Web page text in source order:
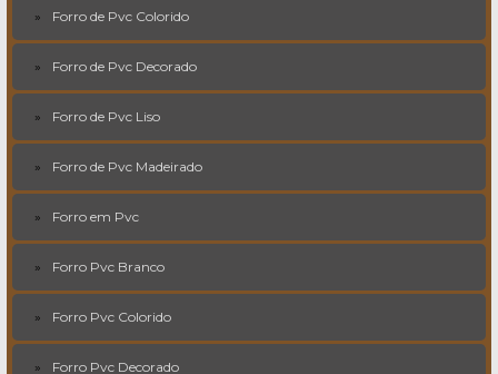
Forro de Pvc Colorido
Forro de Pvc Decorado
Forro de Pvc Liso
Forro de Pvc Madeirado
Forro em Pvc
Forro Pvc Branco
Forro Pvc Colorido
Forro Pvc Decorado